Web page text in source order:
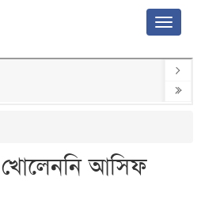
খোলেননি আসিফ